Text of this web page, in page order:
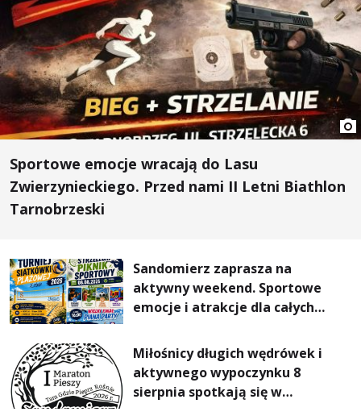
Sportowe emocje wracają do Lasu
Zwierzynieckiego. Przed nami II Letni Biathlon
Tarnobrzeski
Sandomierz zaprasza na
aktywny weekend. Sportowe
emocje i atrakcje dla całych
Miłośnicy długich wędrówek i
aktywnego wypoczynku 8
sierpnia spotkają się w